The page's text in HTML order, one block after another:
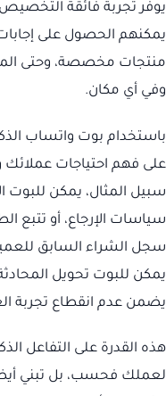
يوفر تجربة فائقة
يمكنهم الحصول على
منتجات مخصصة، وحتى
وفي أي مكان.
على فهم احتياجات عملائك
سبيل المثال، يمكن للبوت
سياسات الإرجاع، أو تتبع
سجل الشراء السابق
يمكن للبوت تحويل
يضمن عدم انقطاع تجربة
هذه القدرة على التفاعل
لعملك فحسب، بل تبني